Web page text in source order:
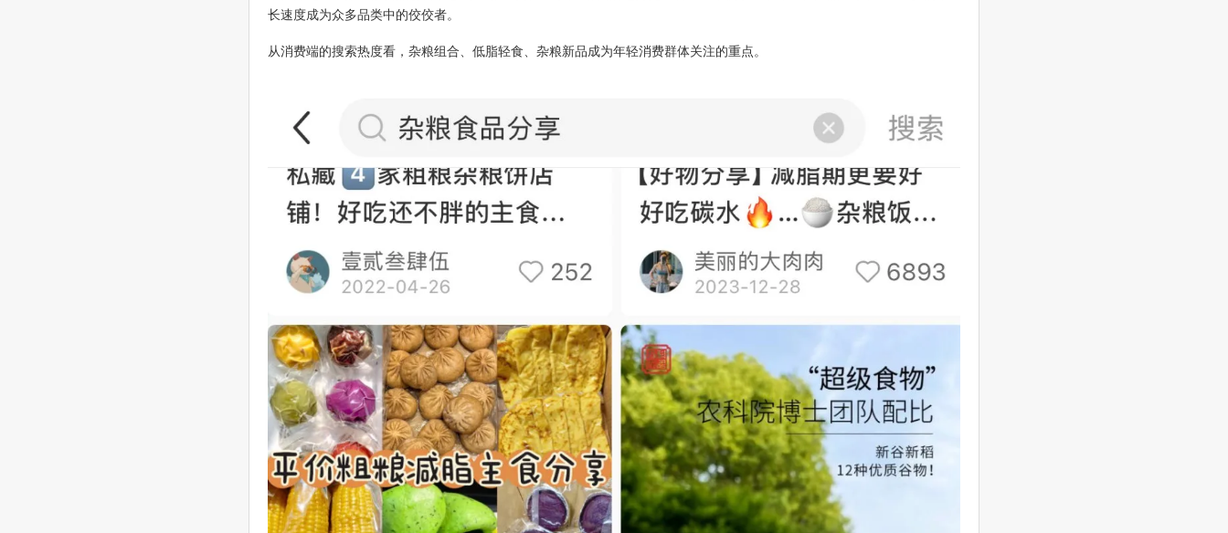
长速度成为众多品类中的佼佼者。
从消费端的搜索热度看，杂粮组合、低脂轻食、杂粮新品成为年轻消费群体关注的重点。